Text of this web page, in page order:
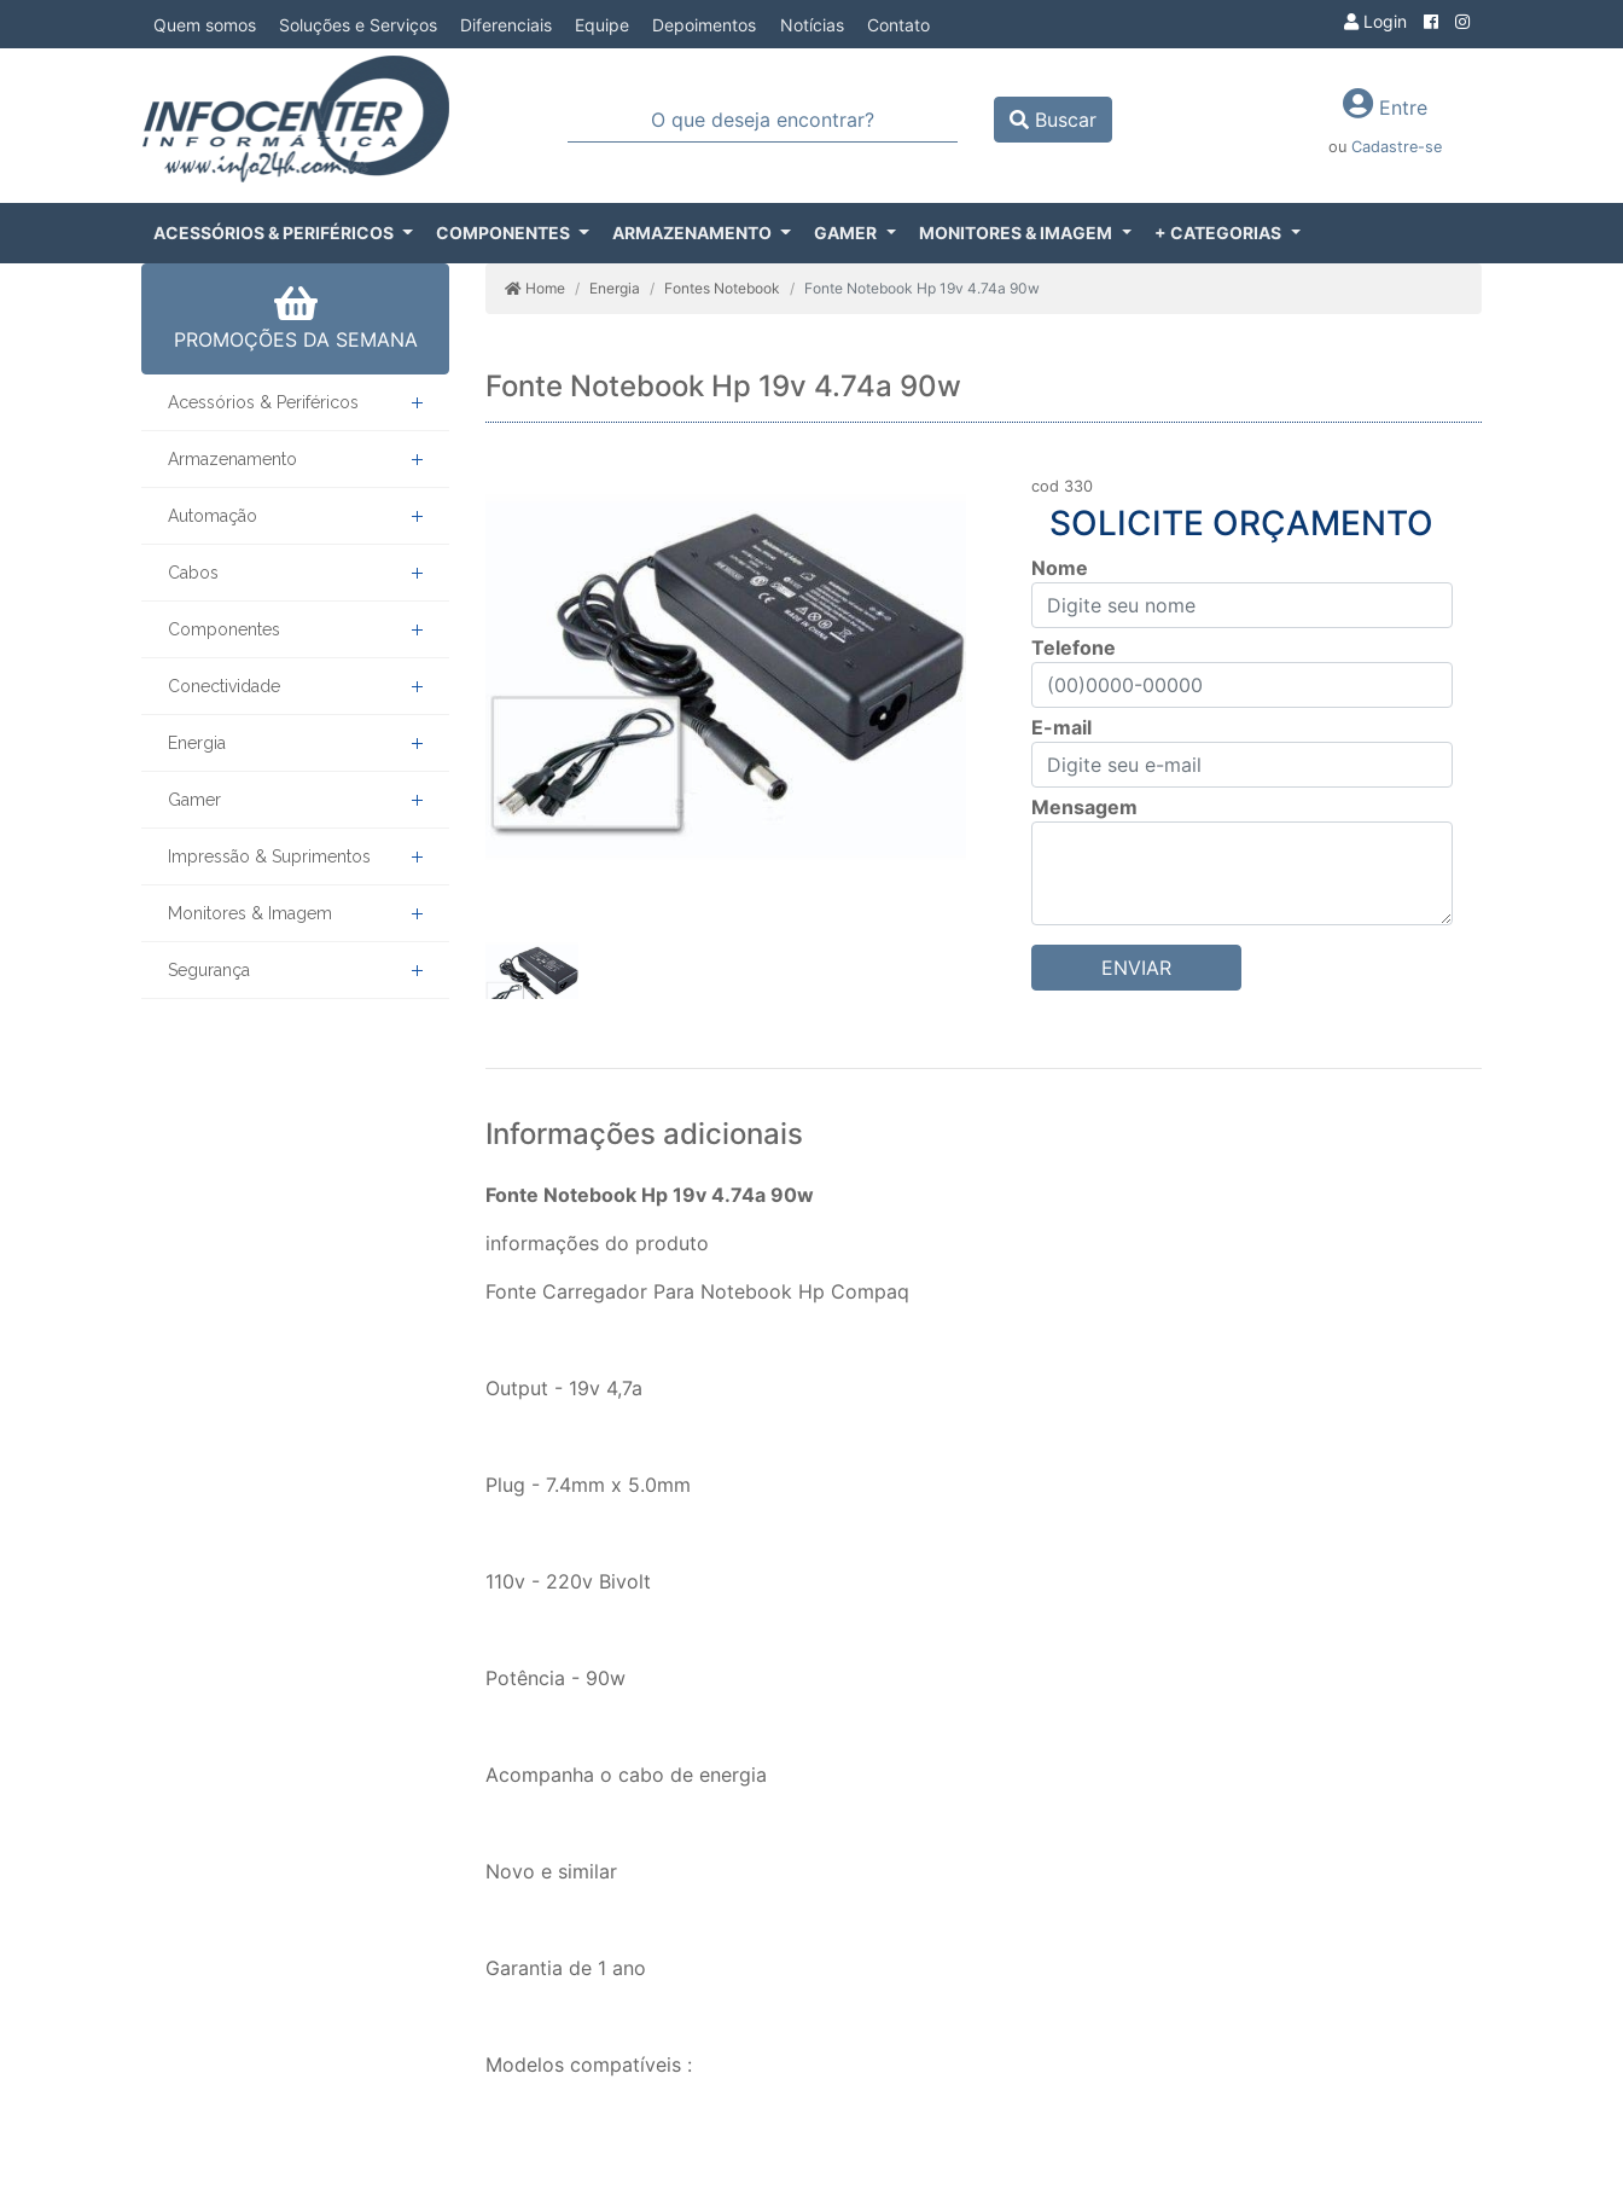
Quem somos Soluções e Serviços Diferenciais Equipe Depoimentos Notícias Contato Login
Buscar Entre
ou Cadastre-se
ACESSÓRIOS & PERIFÉRICOS COMPONENTES ARMAZENAMENTO GAMER MONITORES & IMAGEM + CATEGORIAS
PROMOÇÕES DA SEMANA
Acessórios & Periféricos
Armazenamento
Automação
Cabos
Componentes
Conectividade
Energia
Gamer
Impressão & Suprimentos
Monitores & Imagem
Segurança
Home Energia Fontes Notebook Fonte Notebook Hp 19v 4.74a 90w
Fonte Notebook Hp 19v 4.74a 90w
cod 330
SOLICITE ORÇAMENTO
Nome
Telefone
E-mail
Mensagem
ENVIAR
Informações adicionais
Fonte Notebook Hp 19v 4.74a 90w
informações do produto
Fonte Carregador Para Notebook Hp Compaq
Output - 19v 4,7a
Plug - 7.4mm x 5.0mm
110v - 220v Bivolt
Potência - 90w
Acompanha o cabo de energia
Novo e similar
Garantia de 1 ano
Modelos compatíveis :